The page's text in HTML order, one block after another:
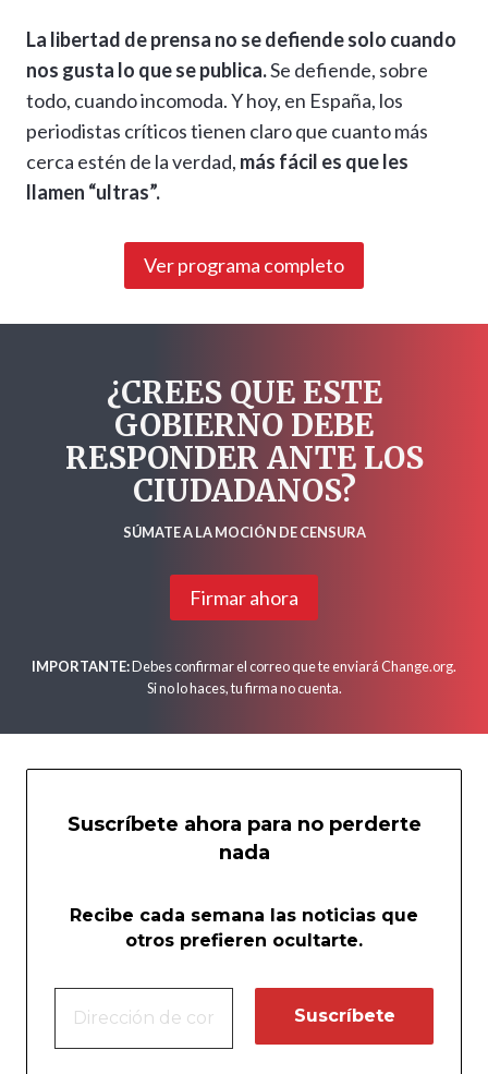
La libertad de prensa no se defiende solo cuando
nos gusta lo que se publica.Se defiende, sobre
todo, cuando incomoda. Y hoy, en España, los
periodistas críticos tienen claro que cuanto más
cerca estén de la verdad, más fácil es que les
llamen “ultras”.
Ver programa completo
¿CREES QUE ESTE
GOBIERNO DEBE
RESPONDER ANTE LOS
CIUDADANOS?
SÚMATE A LA MOCIÓN DE CENSURA
Firmar ahora
IMPORTANTE:Debes confirmar el correo que te enviará Change.org.
Si no lo haces, tu firma no cuenta.
Suscríbete ahora para no perderte
nada
Recibe cada semana las noticias que
otros prefieren ocultarte.